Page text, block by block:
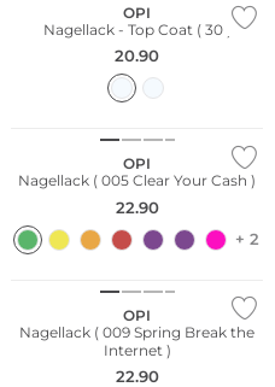
OPI
Nagellack - Top Coat ( 30 )
20.90
OPI
Nagellack ( 005 Clear Your Cash )
22.90
+ 2
OPI
Nagellack ( 009 Spring Break the
Internet )
22.90